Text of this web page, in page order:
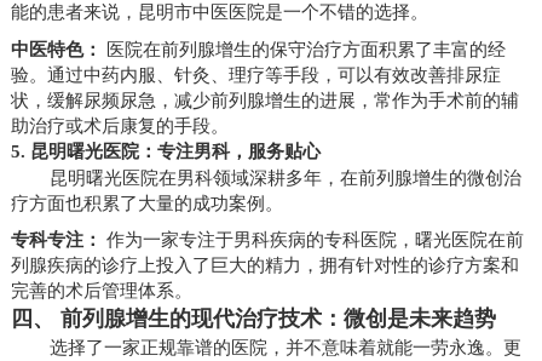
能的患者来说，昆明市中医医院是一个不错的选择。
中医特色：
医院在前列腺增生的保守治疗方面积累了丰富的经
验。通过中药内服、针灸、理疗等手段，可以有效改善排尿症
状，缓解尿频尿急，减少前列腺增生的进展，常作为手术前的辅
助治疗或术后康复的手段。
5. 昆明曙光医院：专注男科，服务贴心
昆明曙光医院在男科领域深耕多年，在前列腺增生的微创治
疗方面也积累了大量的成功案例。
专科专注： 作为一家专注于男科疾病的专科医院，曙光医院在前
列腺疾病的诊疗上投入了巨大的精力，拥有针对性的诊疗方案和
完善的术后管理体系。
四、 前列腺增生的现代治疗技术：微创是未来趋势
选择了一家正规靠谱的医院，并不意味着就能一劳永逸。更